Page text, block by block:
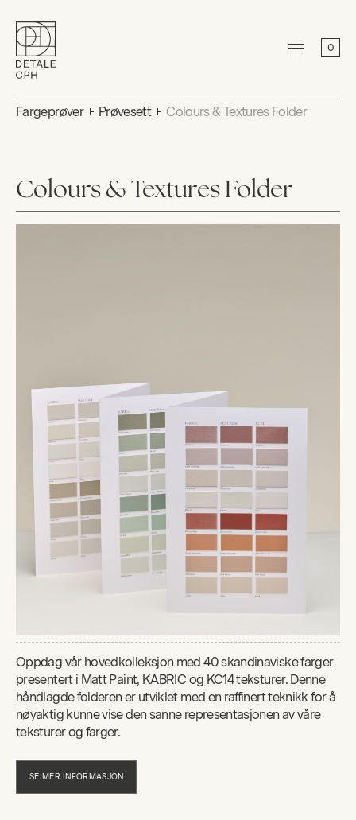
0
Fargeprøver Prøvesett Colours & Textures Folder
Colours & Textures Folder
Oppdag vår hovedkolleksjon med 40 skandinaviske farger
presentert i Matt Paint, KABRIC og KC14 teksturer. Denne
håndlagde folderen er utviklet med en raffinert teknikk for å
nøyaktig kunne vise den sanne representasjonen av våre
teksturer og farger.
SE MER INFORMASJON